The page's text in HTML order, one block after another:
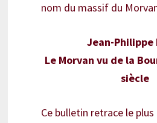
nom du massif du
Jean-Philippe
Le Morvan vu de la
siècle
Ce bulletin retrace le